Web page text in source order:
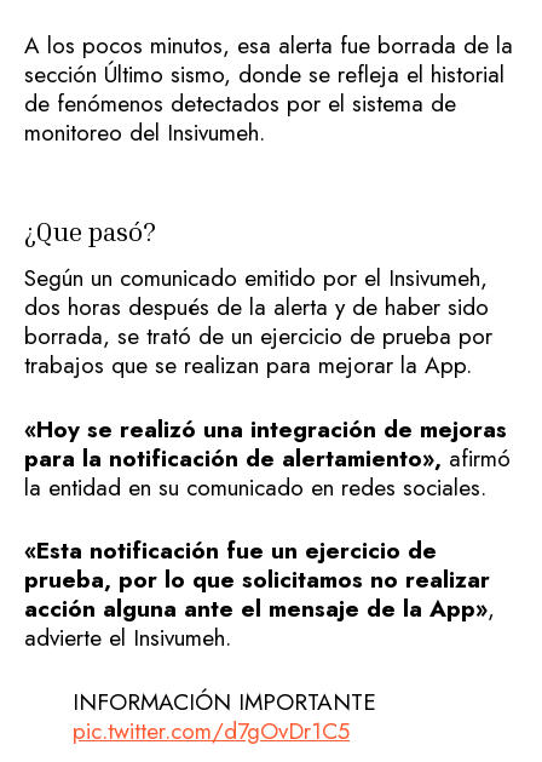
A los pocos minutos, esa alerta fue borrada de la
sección Último sismo, donde se refleja el historial
de fenómenos detectados por el sistema de
monitoreo del Insivumeh.
¿Que pasó?
Según un comunicado emitido por el Insivumeh,
dos horas después de la alerta y de haber sido
borrada, se trató de un ejercicio de prueba por
trabajos que se realizan para mejorar la App.
«Hoy se realizó una integración de mejoras
para la notificación de alertamiento», afirmó
la entidad en su comunicado en redes sociales.
«Esta notificación fue un ejercicio de
prueba, por lo que solicitamos no realizar
acción alguna ante el mensaje de la App»,
advierte el Insivumeh.
INFORMACIÓN IMPORTANTE
pic.twitter.com/d7gOvDr1C5